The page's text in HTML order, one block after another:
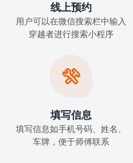
线上预约
用户可以在微信搜索栏中输入
穿越者进行搜索小程序

填写信息
填写信息如手机号码、姓名、
车牌，便于师傅联系